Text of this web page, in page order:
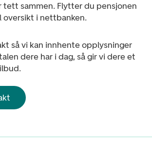
tett sammen. Flytter du pensjonen
oversikt i nettbanken.
så vi kan innhente opplysninger
dere har i dag, så gir vi dere et